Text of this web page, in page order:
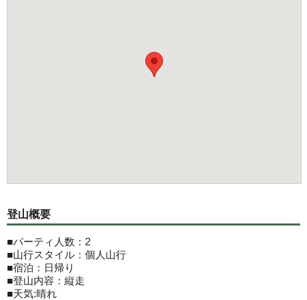
登山概要
■パーティ人数：2
■山行スタイル：個人山行
■宿泊：日帰り
■登山内容：縦走
■天気:晴れ